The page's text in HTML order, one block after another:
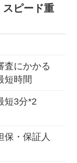
スピード重
査にかかる
短時間
短3分*2
保・保証人